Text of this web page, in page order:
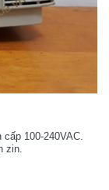
100-240VAC.
zin.